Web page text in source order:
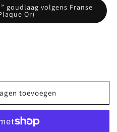
Or)
toevoegen